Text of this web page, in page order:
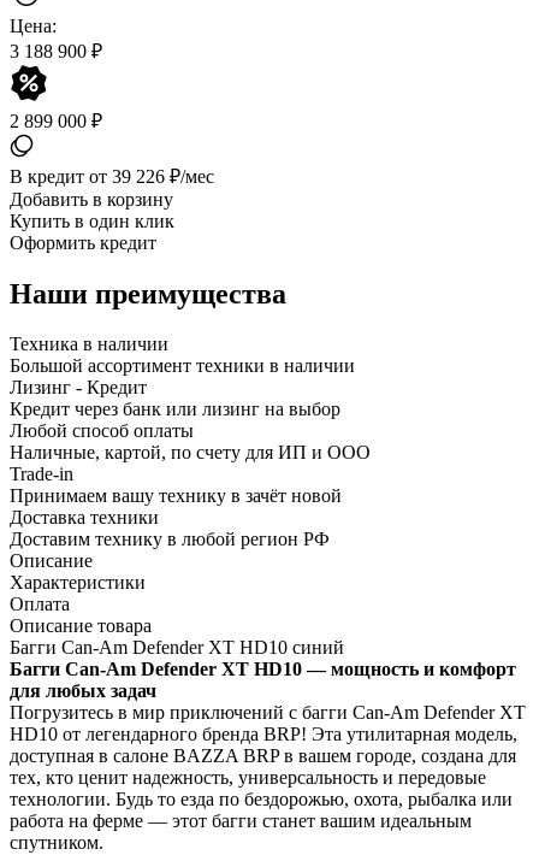
Цена:
3 188 900 ₽
2 899 000 ₽
В кредит от 39 226 ₽/мес
Добавить в корзину
Купить в один клик
Оформить кредит
Наши преимущества
Техника в наличии
Большой ассортимент техники в наличии
Лизинг - Кредит
Кредит через банк или лизинг на выбор
Любой способ оплаты
Наличные, картой, по счету для ИП и ООО
Trade-in
Принимаем вашу технику в зачёт новой
Доставка техники
Доставим технику в любой регион РФ
Описание
Характеристики
Оплата
Описание товара
Багги Can-Am Defender XT HD10 синий
Багги Can-Am Defender XT HD10 — мощность и комфорт
для любых задач
Погрузитесь в мир приключений с багги Can-Am Defender XT
HD10 от легендарного бренда BRP! Эта утилитарная модель,
доступная в салоне BAZZA BRP в вашем городе, создана для
тех, кто ценит надежность, универсальность и передовые
технологии. Будь то езда по бездорожью, охота, рыбалка или
работа на ферме — этот багги станет вашим идеальным
спутником.